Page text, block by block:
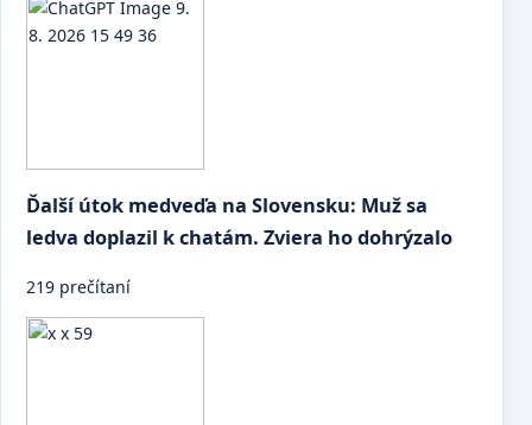
Ďalší útok medveďa na Slovensku: Muž sa
ledva doplazil k chatám. Zviera ho dohrýzalo
219 prečítaní